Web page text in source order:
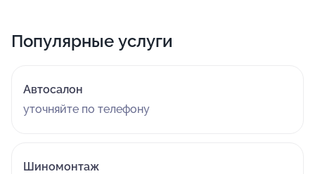
Популярные услуги
Автосалон
уточняйте по телефону
Шиномонтаж